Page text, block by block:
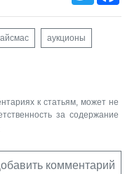
аукционы
к статьям, может не
за содержание
комментарий